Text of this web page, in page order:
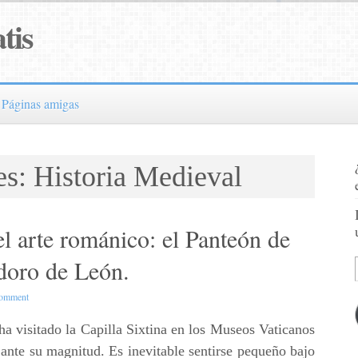
Páginas amigas
Historia Medieval
arte románico: el Panteón de
de León.
visitado la Capilla Sixtina en los Museos Vaticanos
su magnitud. Es inevitable sentirse pequeño bajo